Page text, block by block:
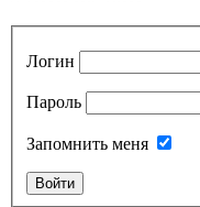
Логин
Пароль
Запомнить меня
Войти